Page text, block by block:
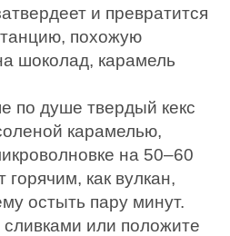
и превратится
похожую
шоколад, карамель
по душе твердый кекс
карамелью,
на 50–60
горячим, как вулкан,
остыть пару минут.
или положите